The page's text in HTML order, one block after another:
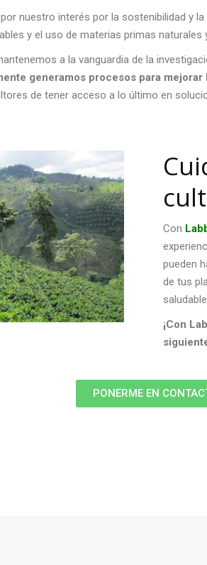
nuestro interés por la sostenibilidad y
y el uso de materias primas naturales
a la vanguardia de la
generamos procesos para mejorar
de tener acceso a lo último en
Con
pueden
de tus
¡Con
PONERME EN